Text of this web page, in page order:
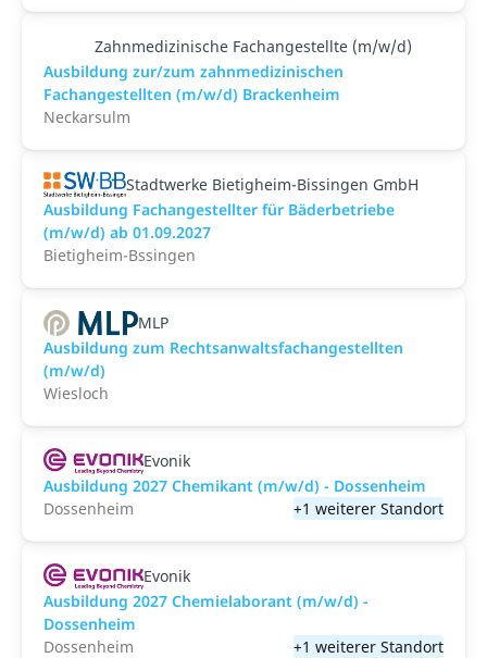
Zahnmedizinische Fachangestellte (m/w/d)
Ausbildung zur/zum zahnmedizinischen
Fachangestellten (m/w/d) Brackenheim
Neckarsulm
Stadtwerke Bietigheim-Bissingen GmbH
Ausbildung Fachangestellter für Bäderbetriebe
(m/w/d) ab 01.09.2027
Bietigheim-Bssingen
MLP
Ausbildung zum Rechtsanwaltsfachangestellten
(m/w/d)
Wiesloch
Evonik
Ausbildung 2027 Chemikant (m/w/d) - Dossenheim
Dossenheim
+1 weiterer Standort
Evonik
Ausbildung 2027 Chemielaborant (m/w/d) -
Dossenheim
Dossenheim
+1 weiterer Standort